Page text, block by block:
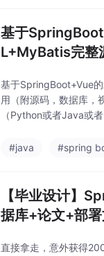
基于
L+MyBatis完整
基于SpringBoot+Vue
用（附源码，数据库，
（Python或者Java或
#java #spring
【毕业设计】
据库+论文+部
直接拿走，意外获得